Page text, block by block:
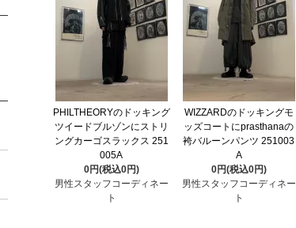
PHILTHEORYのドッキング
ツイードブルゾンにストリ
ングカーゴスラックス 251
005A
0円(税込0円)
男性スタッフコーディネー
ト
WIZZARDのドッキングモ
ッズコートにprasthanaの
袴バルーンパンツ 251003
A
0円(税込0円)
男性スタッフコーディネー
ト